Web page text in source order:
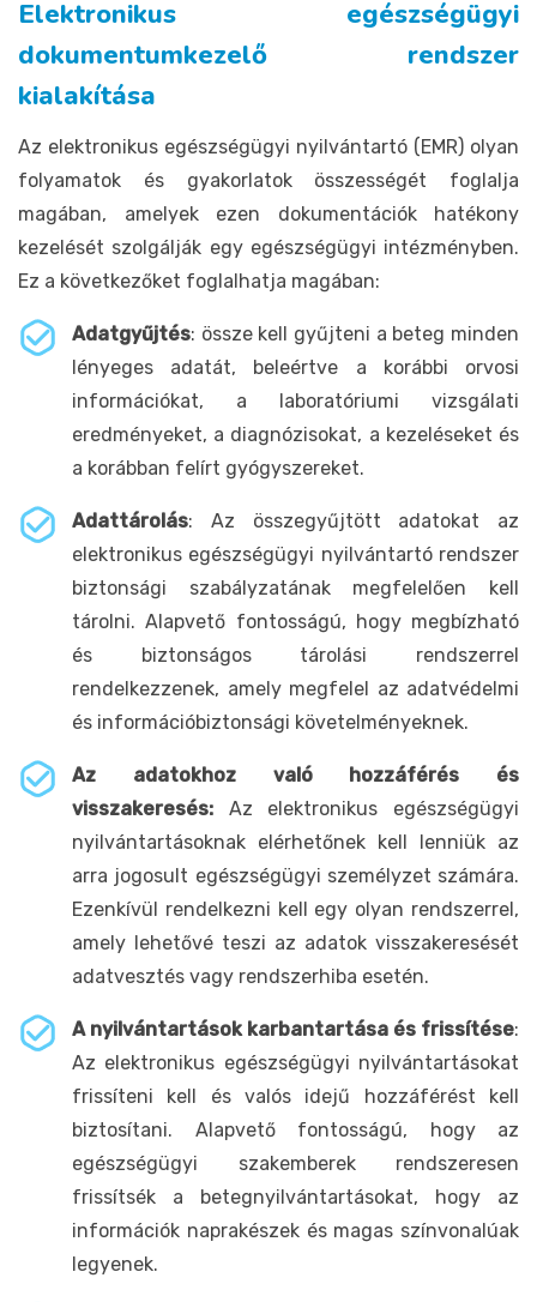
Elektronikus egészségügyi
dokumentumkezelő rendszer
kialakítása
Az elektronikus egészségügyi nyilvántartó (EMR) olyan
folyamatok és gyakorlatok összességét foglalja
magában, amelyek ezen dokumentációk hatékony
kezelését szolgálják egy egészségügyi intézményben.
Ez a következőket foglalhatja magában:
Adatgyűjtés: össze kell gyűjteni a beteg minden
lényeges adatát, beleértve a korábbi orvosi
információkat, a laboratóriumi vizsgálati
eredményeket, a diagnózisokat, a kezeléseket és
a korábban felírt gyógyszereket.
Adattárolás: Az összegyűjtött adatokat az
elektronikus egészségügyi nyilvántartó rendszer
biztonsági szabályzatának megfelelően kell
tárolni. Alapvető fontosságú, hogy megbízható
és biztonságos tárolási rendszerrel
rendelkezzenek, amely megfelel az adatvédelmi
és információbiztonsági követelményeknek.
Az adatokhoz való hozzáférés és
visszakeresés: Az elektronikus egészségügyi
nyilvántartásoknak elérhetőnek kell lenniük az
arra jogosult egészségügyi személyzet számára.
Ezenkívül rendelkezni kell egy olyan rendszerrel,
amely lehetővé teszi az adatok visszakeresését
adatvesztés vagy rendszerhiba esetén.
A nyilvántartások karbantartása és frissítése:
Az elektronikus egészségügyi nyilvántartásokat
frissíteni kell és valós idejű hozzáférést kell
biztosítani. Alapvető fontosságú, hogy az
egészségügyi szakemberek rendszeresen
frissítsék a betegnyilvántartásokat, hogy az
információk naprakészek és magas színvonalúak
legyenek.